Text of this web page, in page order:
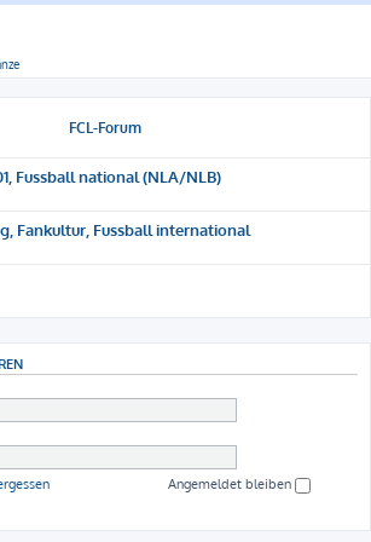
FCL-Forum
Fussball national (NLA/NLB)
Fankultur, Fussball international
Angemeldet bleiben